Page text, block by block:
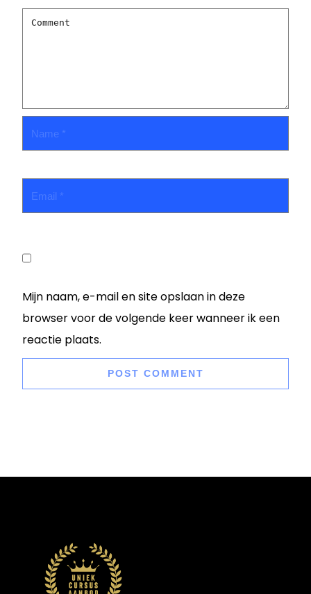
Mijn naam, e-mail en site opslaan in deze
browser voor de volgende keer wanneer ik een
reactie plaats.